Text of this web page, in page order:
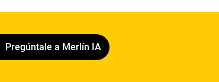
Pregúntale a Merlín IA